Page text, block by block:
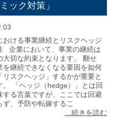
ック対策」
おける事業継続とリスクヘッジ
企業において、事業の継続は
大切な約束となります。 翻せ
を継続できなくなる要因を如何
リスクヘッジ」するかが重要と
。 「ヘッジ（hedge）」とは回
する言葉ですが、ここでは回避
ず、予防や転嫁するこ
…続きを読む